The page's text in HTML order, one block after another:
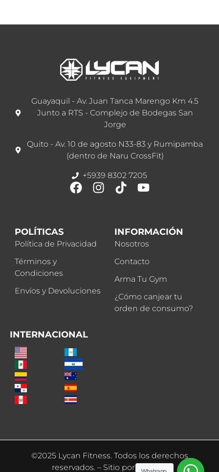
Guayaquil - Av. Juan Tanca Marengo Km 4.5
Junto a RTS - Complejo de Bodegas San
Jorge
Quito - Av. 10 de agosto N33-83 y Rumipamba
(dentro de Naru CrossFit)
+5939 8302 7205
POLÍTICAS
Política de Privacidad
Términos y
Condiciones
Envíos y Devoluciones
INFORMACIÓN
Nosotros
Contacto
Arma Tu Gym
¿Cómo canjear tu
orden de consumo?
INTERNACIONAL
©2025 Lycan Fitness. Todos los derechos
reservados. – Sitio por abaniko